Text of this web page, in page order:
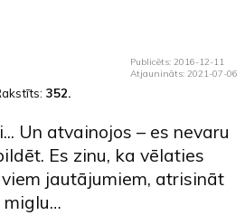
Publicēts: 2016-12-11
Atjaunināts: 2021-07-06
352.
Un atvainojos – es nevaru
Es zinu, ka vēlaties
jautājumiem, atrisināt
miglu…